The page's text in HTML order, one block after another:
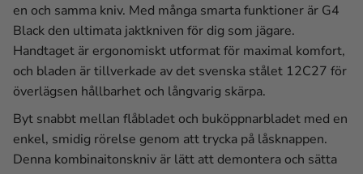
en och samma kniv. Med många smarta funktioner är G4
Black den ultimata jaktkniven för dig som jägare.
Handtaget är ergonomiskt utformat för maximal komfort,
och bladen är tillverkade av det svenska stålet 12C27 för
överlägsen hållbarhet och långvarig skärpa.
Byt snabbt mellan flåbladet och buköppnarbladet med en
enkel, smidig rörelse genom att trycka på låsknappen.
Denna kombinaitonskniv är lätt att demontera och sätta